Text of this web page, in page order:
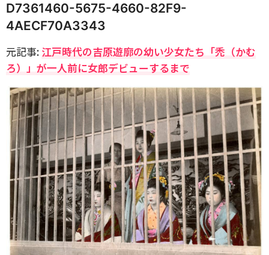
D7361460-5675-4660-82F9-
4AECF70A3343
元記事: 江戸時代の吉原遊廓の幼い少女たち「禿（かむ
ろ）」が一人前に女郎デビューするまで